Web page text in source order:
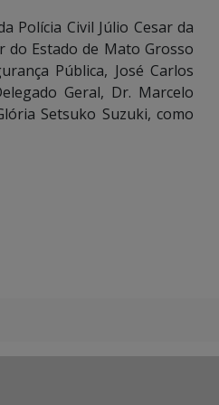
Polícia Civil Júlio Cesar da
do Estado de Mato Grosso
Pública, José Carlos
Geral, Dr. Marcelo
Setsuko Suzuki, como